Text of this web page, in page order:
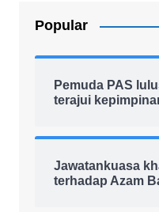
Popular
Pemuda PAS
terajui
Jawatankuasa
terhadap Azam